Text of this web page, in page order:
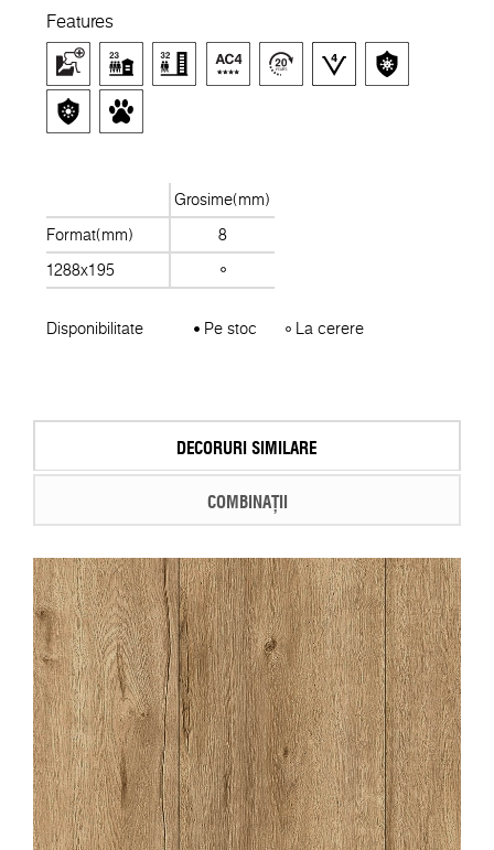
Features
Grosime(mm)
Format(mm)
8
1288x195
Disponibilitate Pe stoc La cerere
DECORURI SIMILARE
COMBINAȚII